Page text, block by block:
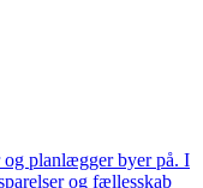
planlægger byer på. I
og fællesskab